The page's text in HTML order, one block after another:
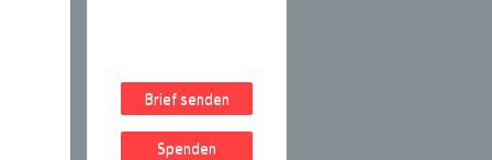
Brief senden
Spenden